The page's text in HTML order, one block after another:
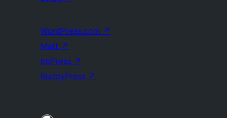
WordPress.com ↗
Matt ↗
bbPress ↗
BuddyPress ↗